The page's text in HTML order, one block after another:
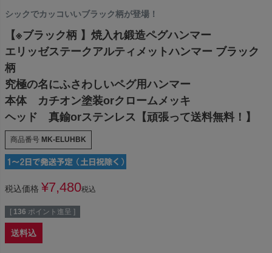
シックでカッコいいブラック柄が登場！
【※ブラック柄 】焼入れ鍛造ペグハンマー
エリッゼステークアルティメットハンマー ブラック
柄
究極の名にふさわしいペグ用ハンマー
本体 カチオン塗装orクロームメッキ
ヘッド 真鍮orステンレス【頑張って送料無料！】
商品番号 MK-ELUHBK
税込価格 ¥7,480税込
[ 136 ポイント進呈 ]
送料込